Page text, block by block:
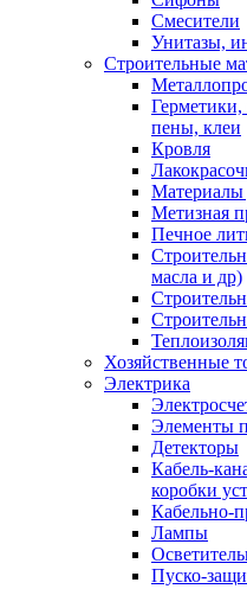
Смесители
Унитазы,
Строительные
Герметики,
пены, клеи
Кровля
Материалы
Метизная
Печное
масла и др)
Хозяйственные
Электрика
Элементы
Детекторы
Кабель-
коробки
Кабельно-
Лампы
Пуско-